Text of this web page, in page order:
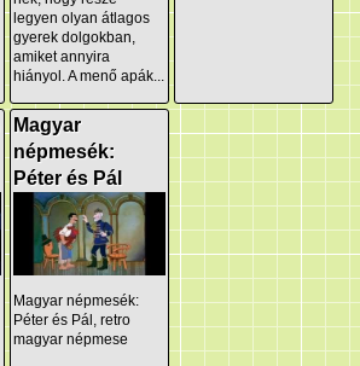
legyen olyan átlagos
gyerek dolgokban,
amiket annyira
hiányol. A menő apák...
Magyar
népmesék:
Péter és Pál
Magyar népmesék:
Péter és Pál, retro
magyar népmese